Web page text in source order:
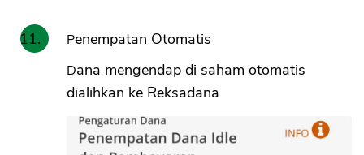
Penempatan Otomatis
Dana mengendap di saham otomatis
dialihkan ke Reksadana